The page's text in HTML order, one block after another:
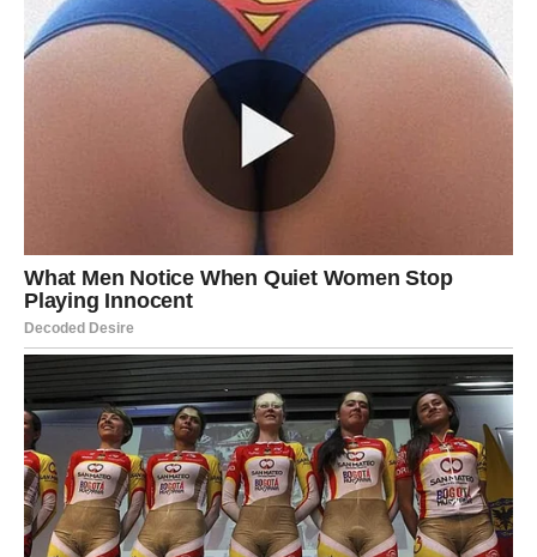
nego inače. Ako si u vezi, dolazi do dubokog emotivnog
zbližavanja. Reči nisu ni potrebne – sve se oseća.
Slobodne Ribe mogu upoznati osobu koja ih razume bez
mnogo objašnjavanja. Ovo je ljubav koja leči stare rane i
vraća veru u romantiku. Prepusti se – srce zna put.